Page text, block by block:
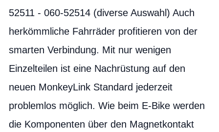
52511 - 060-52514 (diverse Auswahl) Auch
herkömmliche Fahrräder profitieren von der
smarten Verbindung. Mit nur wenigen
Einzelteilen ist eine Nachrüstung auf den
neuen MonkeyLink Standard jederzeit
problemlos möglich. Wie beim E-Bike werden
die Komponenten über den Magnetkontakt